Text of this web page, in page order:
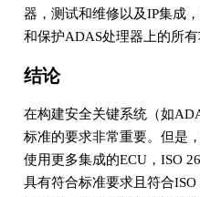
器，测试和维修以及IP集成
和保护ADAS处理器上的所有
结论
在构建安全关键系统（如
标准的要求非常重要。但是
使用更多集成的ECU，ISO
具有符合标准要求且符合